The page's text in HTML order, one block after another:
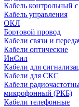
Кабель контрольный
Кабель управления
ОКЛ
Бортовой провод
Кабели связи и
Кабели оптические
ИнСил
Кабели для
Кабели для СКС
Кабели
микрофонный (РКБ)
Кабели телефонные